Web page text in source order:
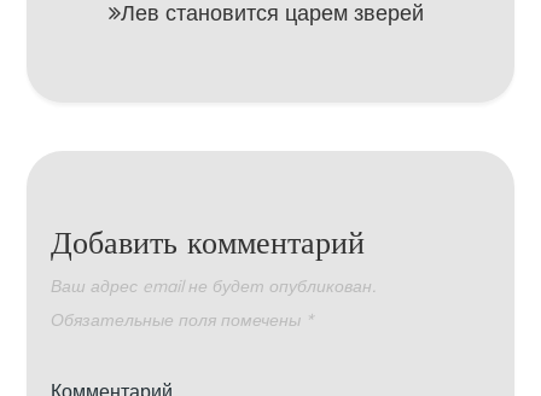
Лев становится царем зверей
Добавить комментарий
Ваш адрес email не будет опубликован.
Обязательные поля помечены *
Комментарий